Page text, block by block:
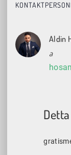
Aldin
a